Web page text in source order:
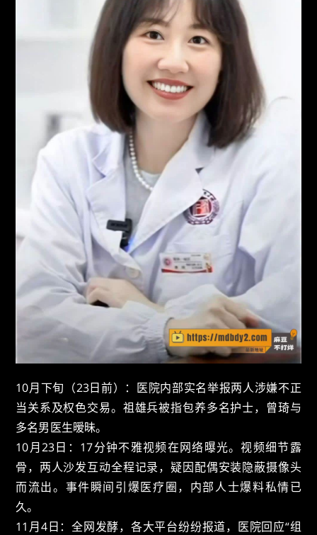
10月下旬（23日前）：医院内部实名举报两人涉嫌不正
当关系及权色交易。祖雄兵被指包养多名护士，曾琦与
多名男医生暧昧。
10月23日：17分钟不雅视频在网络曝光。视频细节露
骨，两人沙发互动全程记录，疑因配偶安装隐蔽摄像头
而流出。事件瞬间引爆医疗圈，内部人士爆料私情已
久。
11月4日：全网发酵，各大平台纷纷报道，医院回应“组